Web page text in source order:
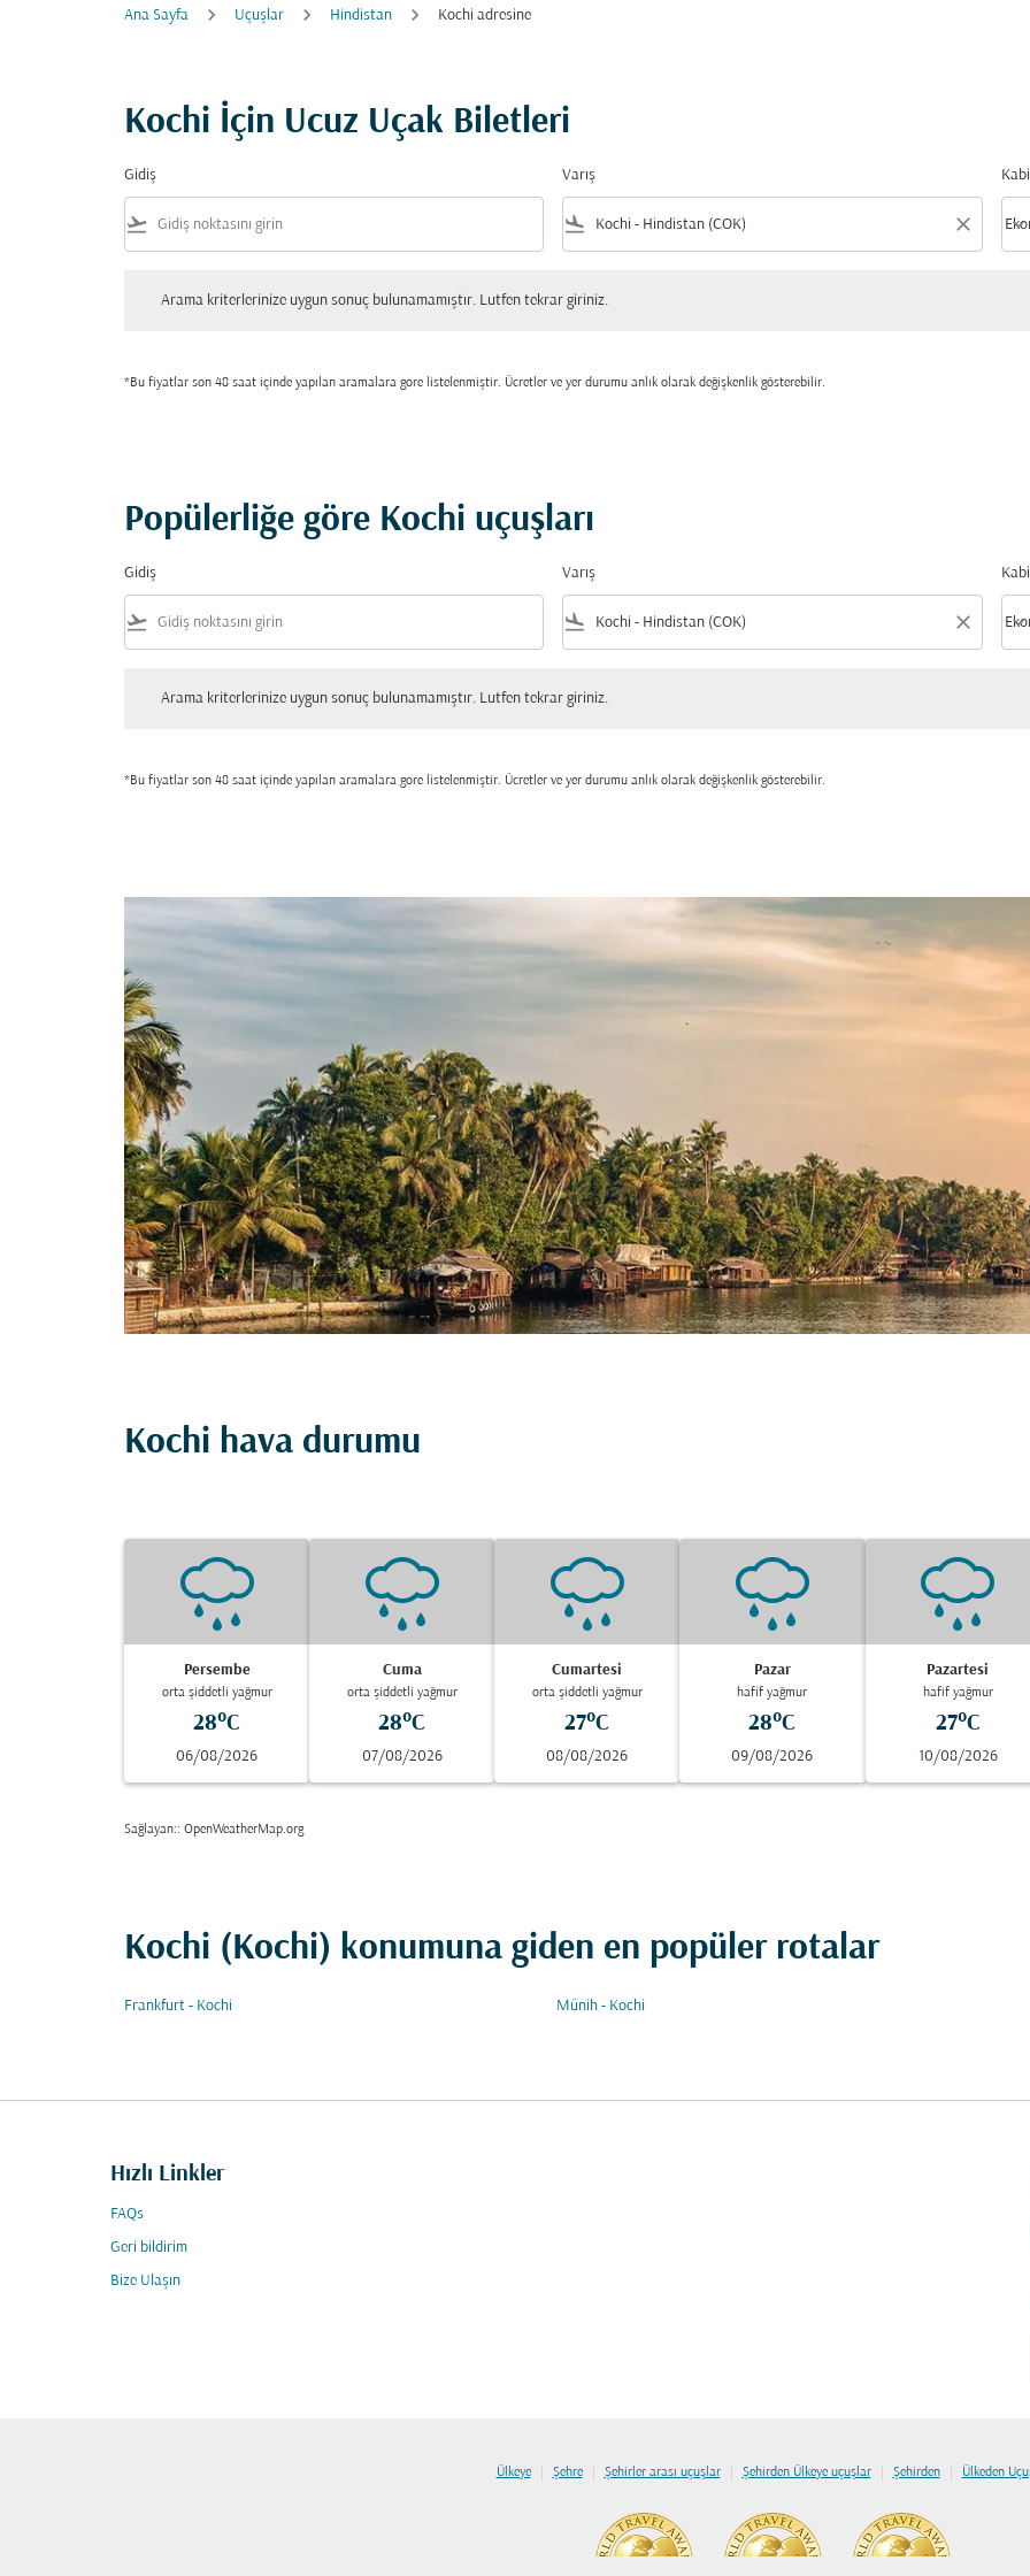
Ana Sayfa Uçuşlar Hindistan Kochi adresine
Kochi İçin Ucuz Uçak Biletleri
Gidiş
flight_takeoff
Varış
flight_land close keyboard_arrow_down
Arama kriterlerinize uygun sonuç bulunamamıştır. Lutfen tekrar giriniz.
*Bu fiyatlar son 48 saat içinde yapılan aramalara gore listelenmiştir. Ücretler ve yer durumu anlık olarak değişkenlik gösterebilir.
Popülerliğe göre Kochi uçuşları
Gidiş
flight_takeoff
Varış
flight_land close keyboard_arrow_down
Arama kriterlerinize uygun sonuç bulunamamıştır. Lutfen tekrar giriniz.
*Bu fiyatlar son 48 saat içinde yapılan aramalara gore listelenmiştir. Ücretler ve yer durumu anlık olarak değişkenlik gösterebilir.
Kochi hava durumu
Persembe
orta şiddetli yağmur
28°C
06/08/2026
Cuma
orta şiddetli yağmur
28°C
07/08/2026
Cumartesi
orta şiddetli yağmur
27°C
08/08/2026
Pazar
hafif yağmur
28°C
09/08/2026
Pazartesi
hafif yağmur
27°C
10/08/2026
Sağlayan:: OpenWeatherMap.org
Kochi (Kochi) konumuna giden en popüler rotalar
Frankfurt - Kochi Münih - Kochi
Hızlı Linkler
FAQs
Geri bildirim
Bize Ulaşın
Ülkeye | Şehre | Şehirler arası uçuşlar | Şehirden Ülkeye uçuşlar | Şehirden | Ülkeden